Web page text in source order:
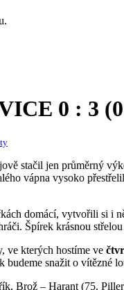
0 : 3
stačil jen průměrný
vápna vysoko
domácí, vytvořili si i
Špírek krásnou
ve kterých hostíme ve
snažit o vítězné
Brož – Harant (75.